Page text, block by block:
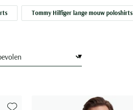
Tommy Hilfiger lange mouw poloshirts